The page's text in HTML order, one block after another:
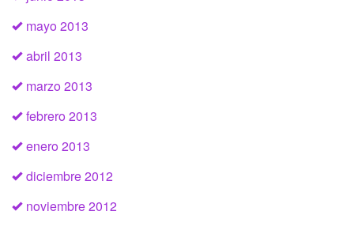
mayo 2013
abril 2013
marzo 2013
febrero 2013
enero 2013
diciembre 2012
noviembre 2012